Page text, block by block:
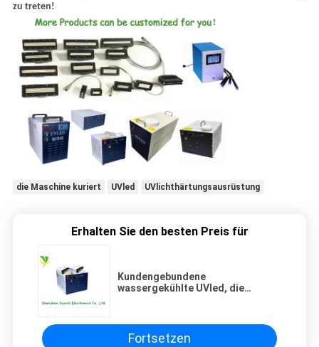
zu treten!
die Maschine kuriert UVled UVlichthärtungsausrüstung
Erhalten Sie den besten Preis für
Kundengebundene
wassergekühlte UVled, die
kuriert
Fortsetzen